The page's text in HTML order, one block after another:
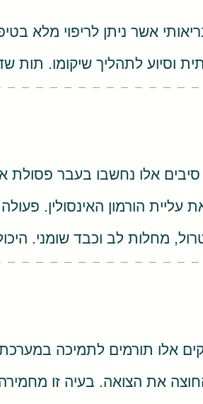
לתהליך שיקומו. תות
אלו נחשבו בעבר
הורמון האינסולין.
אלו תורמים לתמיכה
את הצואה. בעיה זו